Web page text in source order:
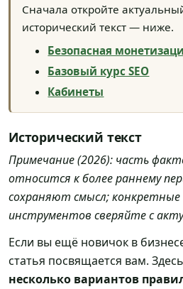
Сначала откройте
исторический текст — ниже.
Безопасная
Базовый курс SEO
Кабинеты
Исторический текст
Примечание (2026): часть
относится к более раннему
сохраняют смысл; конкретные
инструментов сверяйте с
Если вы ещё новичок в
статья посвящается вам. Здесь
несколько вариантов